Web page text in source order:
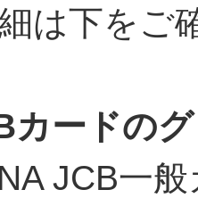
は下をご
カードの
JCB一